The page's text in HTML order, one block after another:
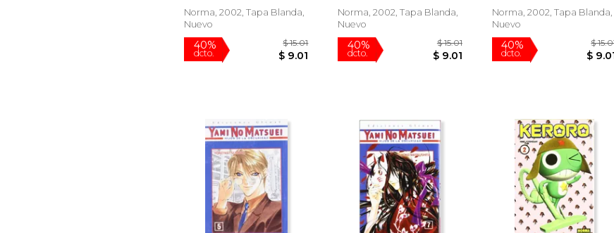
Norma, 2002, Tapa Blanda,
Nuevo
Norma, 2002, Tapa Blanda,
Nuevo
Norma, 2002, Tapa Blanda,
Nuevo